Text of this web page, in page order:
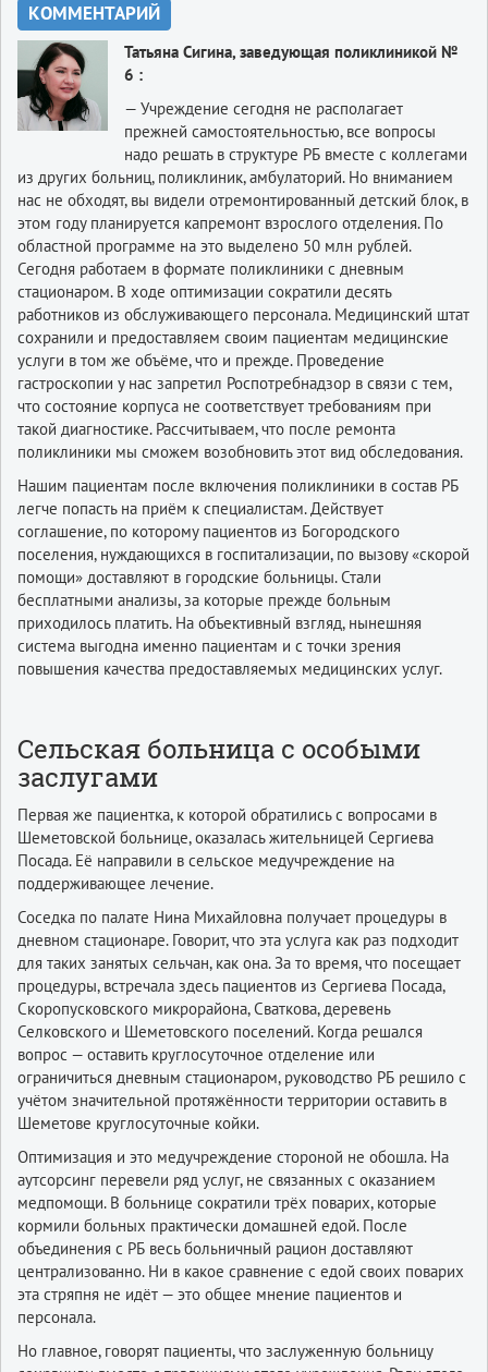
КОММЕНТАРИЙ
Татьяна Сигина, заведующая поликлиникой №
6 :
— Учреждение сегодня не располагает
прежней самостоятельностью, все вопросы
надо решать в структуре РБ вместе с коллегами
из других больниц, поликлиник, амбулаторий. Но вниманием
нас не обходят, вы видели отремонтированный детский блок, в
этом году планируется капремонт взрослого отделения. По
областной программе на это выделено 50 млн рублей.
Сегодня работаем в формате поликлиники с дневным
стационаром. В ходе оптимизации сократили десять
работников из обслуживающего персонала. Медицинский штат
сохранили и предоставляем своим пациентам медицинские
услуги в том же объёме, что и прежде. Проведение
гастроскопии у нас запретил Роспотребнадзор в связи с тем,
что состояние корпуса не соответствует требованиям при
такой диагностике. Рассчитываем, что после ремонта
поликлиники мы сможем возобновить этот вид обследования.
Нашим пациентам после включения поликлиники в состав РБ
легче попасть на приём к специалистам. Действует
соглашение, по которому пациентов из Богородского
поселения, нуждающихся в госпитализации, по вызову «скорой
помощи» доставляют в городские больницы. Стали
бесплатными анализы, за которые прежде больным
приходилось платить. На объективный взгляд, нынешняя
система выгодна именно пациентам и с точки зрения
повышения качества предоставляемых медицинских услуг.
Сельская больница с особыми
заслугами
Первая же пациентка, к которой обратились с вопросами в
Шеметовской больнице, оказалась жительницей Сергиева
Посада. Её направили в сельское медучреждение на
поддерживающее лечение.
Соседка по палате Нина Михайловна получает процедуры в
дневном стационаре. Говорит, что эта услуга как раз подходит
для таких занятых сельчан, как она. За то время, что посещает
процедуры, встречала здесь пациентов из Сергиева Посада,
Скоропусковского микрорайона, Сваткова, деревень
Селковского и Шеметовского поселений. Когда решался
вопрос — оставить круглосуточное отделение или
ограничиться дневным стационаром, руководство РБ решило с
учётом значительной протяжённости территории оставить в
Шеметове круглосуточные койки.
Оптимизация и это медучреждение стороной не обошла. На
аутсорсинг перевели ряд услуг, не связанных с оказанием
медпомощи. В больнице сократили трёх поварих, которые
кормили больных практически домашней едой. После
объединения с РБ весь больничный рацион доставляют
централизованно. Ни в какое сравнение с едой своих поварих
эта стряпня не идёт — это общее мнение пациентов и
персонала.
Но главное, говорят пациенты, что заслуженную больницу